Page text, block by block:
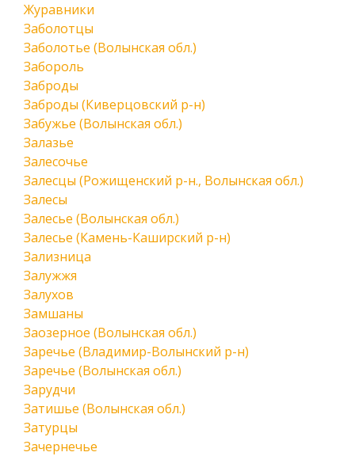
Журавники
Заболотцы
Заболотье (Волынская обл.)
Забороль
Заброды
Заброды (Киверцовский р-н)
Забужье (Волынская обл.)
Залазье
Залесочье
Залесцы (Рожищенский р-н., Волынская обл.)
Залесы
Залесье (Волынская обл.)
Залесье (Камень-Каширский р-н)
Зализница
Залужжя
Залухов
Замшаны
Заозерное (Волынская обл.)
Заречье (Владимир-Волынский р-н)
Заречье (Волынская обл.)
Зарудчи
Затишье (Волынская обл.)
Затурцы
Зачернечье